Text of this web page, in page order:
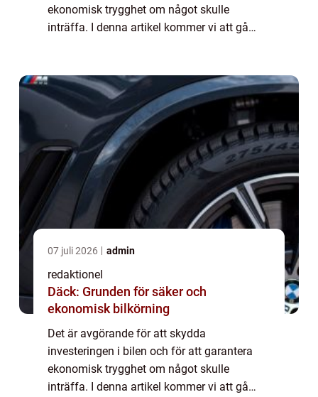
ekonomisk trygghet om något skulle
inträffa. I denna artikel kommer vi att gå
vilka fakt...
07 juli 2026 admin
redaktionel
Däck: Grunden för säker och
ekonomisk bilkörning
Det är avgörande för att skydda
investeringen i bilen och för att garantera
ekonomisk trygghet om något skulle
inträffa. I denna artikel kommer vi att gå